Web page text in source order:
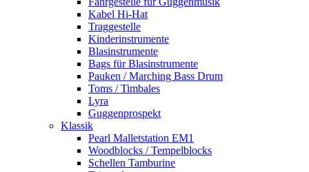
Kabel Hi-Hat
Traggestelle
Kinderinstrumente
Blasinstrumente
Bags für Blasinstrumente
Pauken / Marching Bass Drum
Toms / Timbales
Lyra
Guggenprospekt
Klassik
Pearl Malletstation EM1
Woodblocks / Tempelblocks
Schellen Tamburine